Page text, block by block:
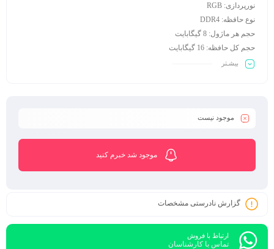
نورپردازی: RGB
نوع حافظه: DDR4
حجم هر ماژول: 8 گیگابایت
حجم کل حافظه: 16 گیگابایت
فرکانس: 3000 مگاهرتز
هزینه ارسال به عهده مشتری می باشد
بیشـتر
موجود نیست
موجود شد خبرم کنید
گزارش نادرستی مشخصات
ارتباط با فروش
تماس با کارشناسان